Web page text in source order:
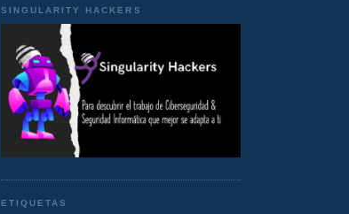
SINGULARITY HACKERS
ETIQUETAS